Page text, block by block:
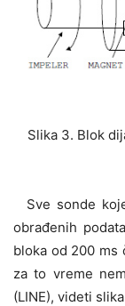
Slika 3. Blok
Sve sonde
obrađenih
bloka od 200 ms
za to vreme
(LINE), videti